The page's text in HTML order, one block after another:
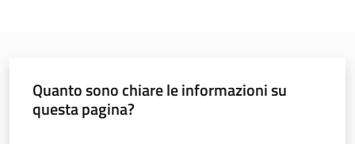
Quanto sono chiare le informazioni su
questa pagina?